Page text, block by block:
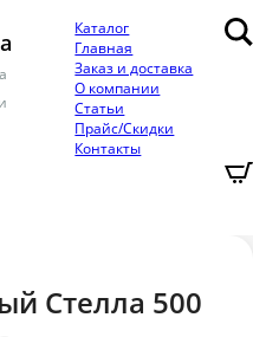
Каталог
Главная
Заказ и доставка
О компании
Статьи
Прайс/Скидки
Контакты
Стелла 500